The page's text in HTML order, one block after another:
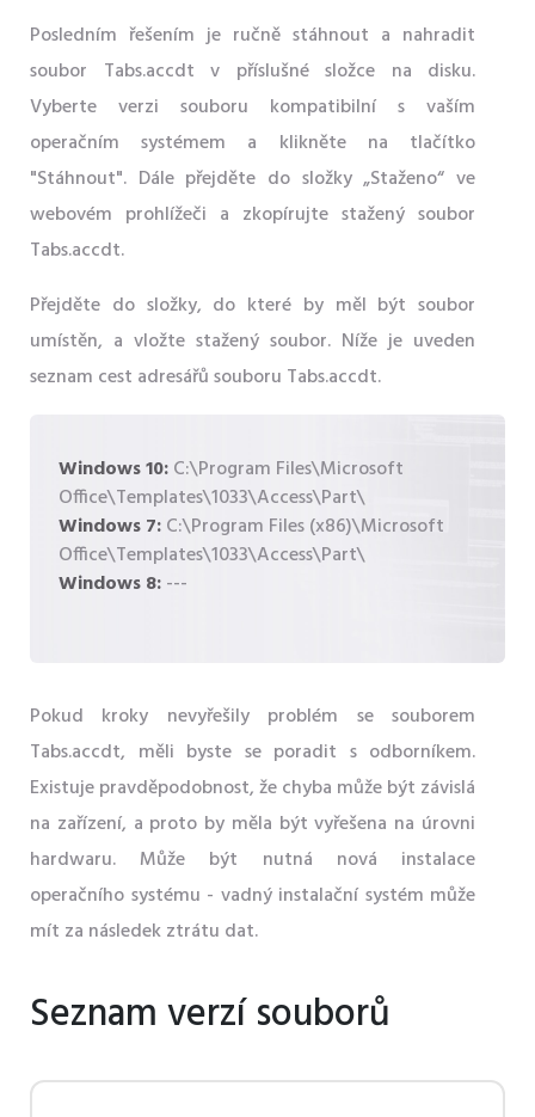
Posledním řešením je ručně stáhnout a nahradit
soubor Tabs.accdt v příslušné složce na disku.
Vyberte verzi souboru kompatibilní s vaším
operačním systémem a klikněte na tlačítko
"Stáhnout". Dále přejděte do složky „Staženo“ ve
webovém prohlížeči a zkopírujte stažený soubor
Tabs.accdt.
Přejděte do složky, do které by měl být soubor
umístěn, a vložte stažený soubor. Níže je uveden
seznam cest adresářů souboru Tabs.accdt.
Windows 10:C:\Program Files\Microsoft
Office\Templates\1033\Access\Part\
Windows 7:C:\Program Files (x86)\Microsoft
Office\Templates\1033\Access\Part\
Windows 8:---
Pokud kroky nevyřešily problém se souborem
Tabs.accdt, měli byste se poradit s odborníkem.
Existuje pravděpodobnost, že chyba může být závislá
na zařízení, a proto by měla být vyřešena na úrovni
hardwaru. Může být nutná nová instalace
operačního systému - vadný instalační systém může
mít za následek ztrátu dat.
Seznam verzí souborů